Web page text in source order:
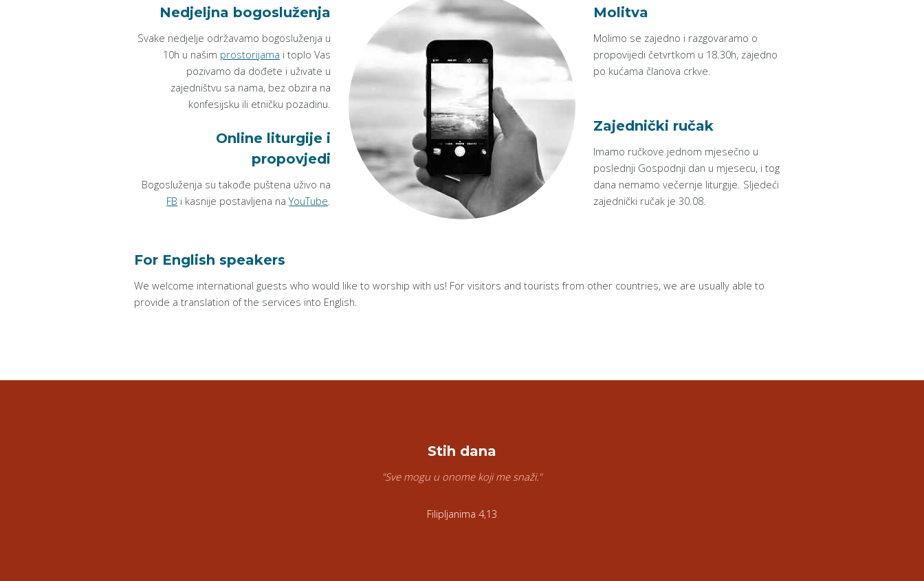
Nedjeljna bogosluženja
Svake nedjelje održavamo bogosluženja u
10h u našim prostorijama i toplo Vas
pozivamo da dođete i uživate u
zajedništvu sa nama, bez obzira na
konfesijsku ili etničku pozadinu.
Online liturgije i
propovjedi
Bogosluženja su takođe puštena uživo na
FB i kasnije postavljena naYouTube.
Molitva
Molimo se zajedno i razgovaramo o
propovijedi četvrtkom u 18.30h, zajedno
po kućama članova crkve.
Zajednički ručak
Imamo ručkove jednom mjesečno u
poslednji Gospodnji dan u mjesecu, i tog
dana nemamo večernje liturgije. Sljedeći
zajednički ručak je 30.08.
For English speakers
We welcome international guests who would like to worship with us! For visitors and tourists from other countries, we are usually able to
provide a translation of the services into English.
Stih dana
"Sve mogu u onome koji me snaži."
Filipljanima 4,13